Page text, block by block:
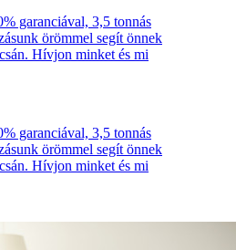
garanciával, 3,5 tonnás
örömmel segít önnek
Hívjon minket és mi
garanciával, 3,5 tonnás
örömmel segít önnek
Hívjon minket és mi